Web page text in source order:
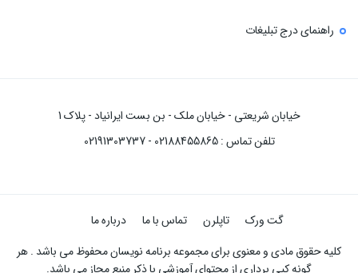
راهنمای درج تبلیغات
خیابان شریعتی - خیابان ملک - بن بست ایرانیاد - پلاک 1
تلفن تماس : 02188455865 - 02191303737
گت ورک تاپلرن تماس با ما
درباره ما
کلیه حقوق مادی و معنوی برای مجموعه برنامه نویسان محفوظ می باشد . هر
گونه کپی برداری از محتوای آموزشی با ذکر منبع مجاز می باشد.